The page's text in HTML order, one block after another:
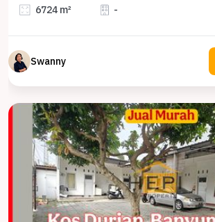
6724 m² -
Swanny